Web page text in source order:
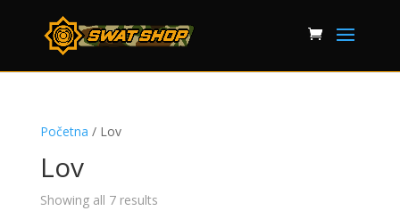
Početna / Lov
Lov
Showing all 7 results